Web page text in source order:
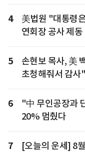
4
美법원 "대통령
연회장 공사 제동
5
손현보 목사, 美
초청해줘서 감사"
6
"中 무인공장과
20% 멈췄다
7 [오늘의 운세] 8